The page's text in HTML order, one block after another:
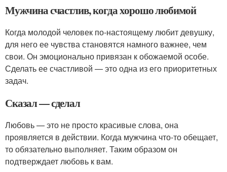
Мужчина счастлив, когда хорошо любимой
Когда молодой человек по-настоящему любит девушку,
для него ее чувства становятся намного важнее, чем
свои. Он эмоционально привязан к обожаемой особе.
Сделать ее счастливой — это одна из его приоритетных
задач.
Сказал — сделал
Любовь — это не просто красивые слова, она
проявляется в действии. Когда мужчина что-то обещает,
то обязательно выполняет. Таким образом он
подтверждает любовь к вам.